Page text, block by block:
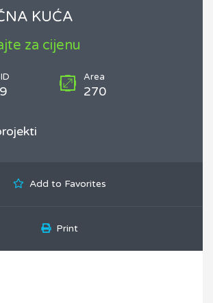
KUĆA
za cijenu
Area
270
Add to Favorites
Print